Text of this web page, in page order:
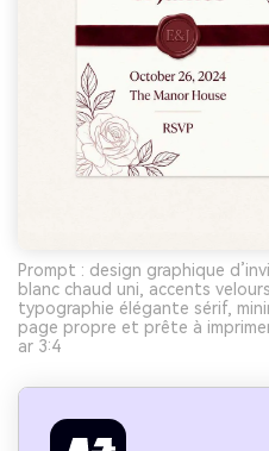
Prompt : design graphique
blanc chaud uni, accents
typographie élégante sérif,
page propre et prête à
ar 3:4